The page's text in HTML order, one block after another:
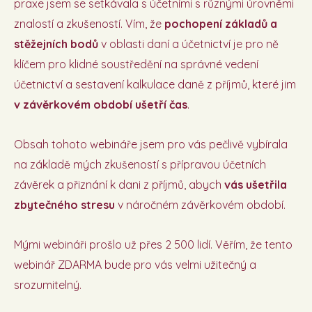
praxe jsem se setkávala s účetními s různými úrovněmi
znalostí a zkušeností. Vím, že pochopení základů a
stěžejních bodů v oblasti daní a účetnictví je pro ně
klíčem pro klidné soustředění na správné vedení
účetnictví a sestavení kalkulace daně z příjmů, které jim
v závěrkovém období ušetří čas.
Obsah tohoto webináře jsem pro vás pečlivě vybírala
na základě mých zkušeností s přípravou účetních
závěrek a přiznání k dani z příjmů, abych vás ušetřila
zbytečného stresu v náročném závěrkovém období.
Mými webináři prošlo už přes 2 500 lidí. Věřím, že tento
webinář ZDARMA bude pro vás velmi užitečný a
srozumitelný.